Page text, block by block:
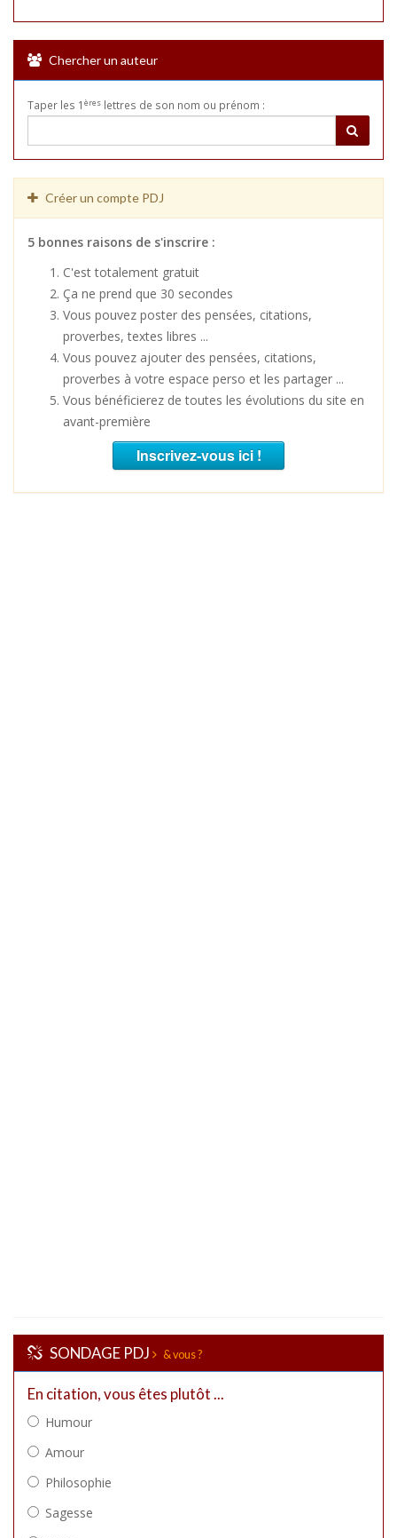
Chercher un auteur
Taper les 1 ères lettres de son nom ou prénom :
Créer un compte PDJ
5 bonnes raisons de s'inscrire :
C'est totalement gratuit
Ça ne prend que 30 secondes
Vous pouvez poster des pensées, citations,
proverbes, textes libres ...
Vous pouvez ajouter des pensées, citations,
proverbes à votre espace perso et les partager ...
Vous bénéficierez de toutes les évolutions du site en
avant-première
Inscrivez-vous ici !
SONDAGE PDJ & vous ?